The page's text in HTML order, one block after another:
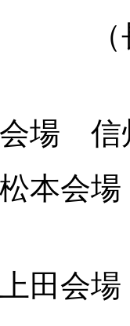
場 信
州
上